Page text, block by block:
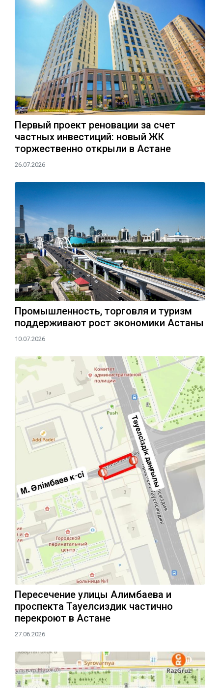
Первый проект реновации за счет
частных инвестиций: новый ЖК
торжественно открыли в Астане
26.07.2026
Промышленность, торговля и туризм
поддерживают рост экономики Астаны
10.07.2026
Пересечение улицы Алимбаева и
проспекта Тауелсиздик частично
перекроют в Астане
27.06.2026